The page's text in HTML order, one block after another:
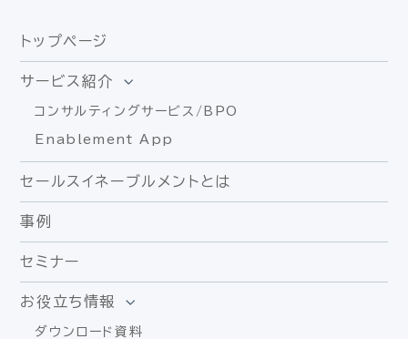
トップページ
サービス紹介
コンサルティングサービス/BPO
Enablement App
セールスイネーブルメントとは
事例
セミナー
お役立ち情報
ダウンロード資料